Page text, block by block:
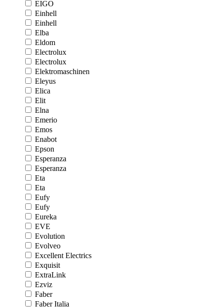
EIGO
Einhell
Einhell
Elba
Eldom
Electrolux
Electrolux
Elektromaschinen
Eleyus
Elica
Elit
Elna
Emerio
Emos
Enabot
Epson
Esperanza
Esperanza
Eta
Eta
Eufy
Eufy
Eureka
EVE
Evolution
Evolveo
Excellent Electrics
Exquisit
ExtraLink
Ezviz
Faber
Faber Italia